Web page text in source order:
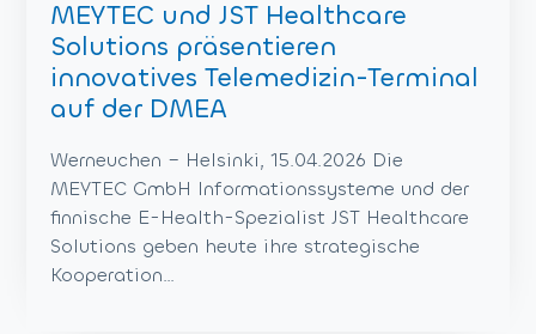
MEYTEC und JST Healthcare
Solutions präsentieren
innovatives Telemedizin-Terminal
auf der DMEA
Werneuchen – Helsinki, 15.04.2026 Die
MEYTEC GmbH Informationssysteme und der
finnische E-Health-Spezialist JST Healthcare
Solutions geben heute ihre strategische
Kooperation…